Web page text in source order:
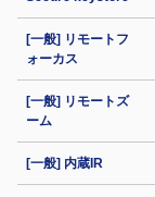
[一般] リモートフ
ォーカス
[一般] リモートズ
ーム
[一般] 内蔵IR